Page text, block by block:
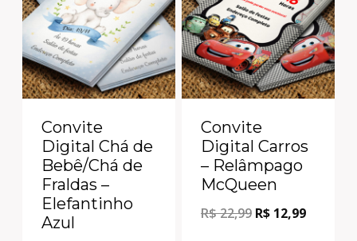
Convite
Digital Chá de
Bebê/Chá de
Fraldas –
Elefantinho
Azul
Convite
Digital Carros
– Relâmpago
McQueen
R$22,99 R$ 12,99